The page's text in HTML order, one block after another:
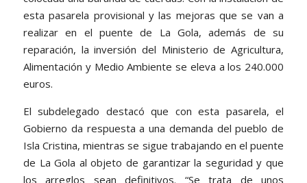
esta pasarela provisional y las mejoras que se van a
realizar en el puente de La Gola, además de su
reparación, la inversión del Ministerio de Agricultura,
Alimentación y Medio Ambiente se eleva a los 240.000
euros.
El subdelegado destacó que con esta pasarela, el
Gobierno da respuesta a una demanda del pueblo de
Isla Cristina, mientras se sigue trabajando en el puente
de La Gola al objeto de garantizar la seguridad y que
los arreglos sean definitivos. “Se trata de unos